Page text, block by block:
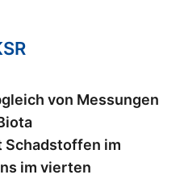
von Messungen
Schadstoffen im
im vierten